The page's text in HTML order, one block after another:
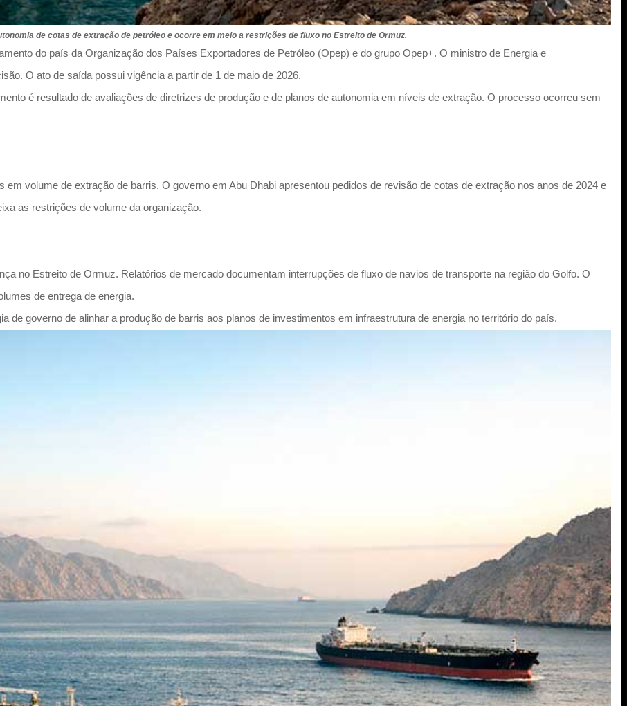
de cotas de extração de petróleo e ocorre em meio a restrições de fluxo no Estreito de Ormuz.
do país da Organização dos Países Exportadores de Petróleo (Opep) e do grupo Opep+. O ministro de Energia e
O ato de saída possui vigência a partir de 1 de maio de 2026.
é resultado de avaliações de diretrizes de produção e de planos de autonomia em níveis de extração. O processo ocorreu sem
volume de extração de barris. O governo em Abu Dhabi apresentou pedidos de revisão de cotas de extração nos anos de 2024 e
as restrições de volume da organização.
no Estreito de Ormuz. Relatórios de mercado documentam interrupções de fluxo de navios de transporte na região do Golfo. O
de entrega de energia.
de governo de alinhar a produção de barris aos planos de investimentos em infraestrutura de energia no território do país.